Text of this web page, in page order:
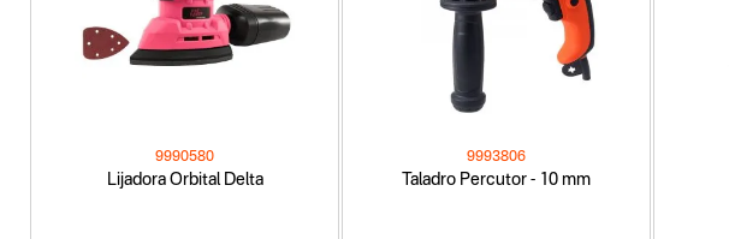
Lijadora Orbital Delta
9990580
Taladro Percutor - 10 mm
9993806